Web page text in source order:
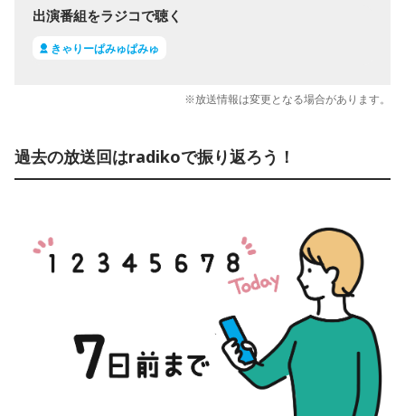
出演番組をラジコで聴く
きゃりーぱみゅぱみゅ
※放送情報は変更となる場合があります。
過去の放送回はradikoで振り返ろう！